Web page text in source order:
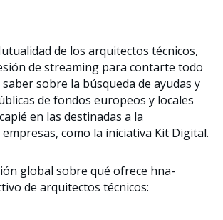
de los arquitectos técnicos,
de streaming para contarte todo
sobre la búsqueda de ayudas y
de fondos europeos y locales
en las destinadas a la
como la iniciativa Kit Digital.
global sobre qué ofrece hna-
de arquitectos técnicos: